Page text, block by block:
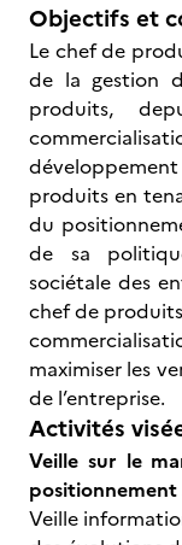
Objectifs et
Le chef de
de la gestion
produits,
produits en
du
de sa
sociétale des
chef de
maximiser les
de l’entreprise.
Activités
Veille sur le
positionnement
Veille